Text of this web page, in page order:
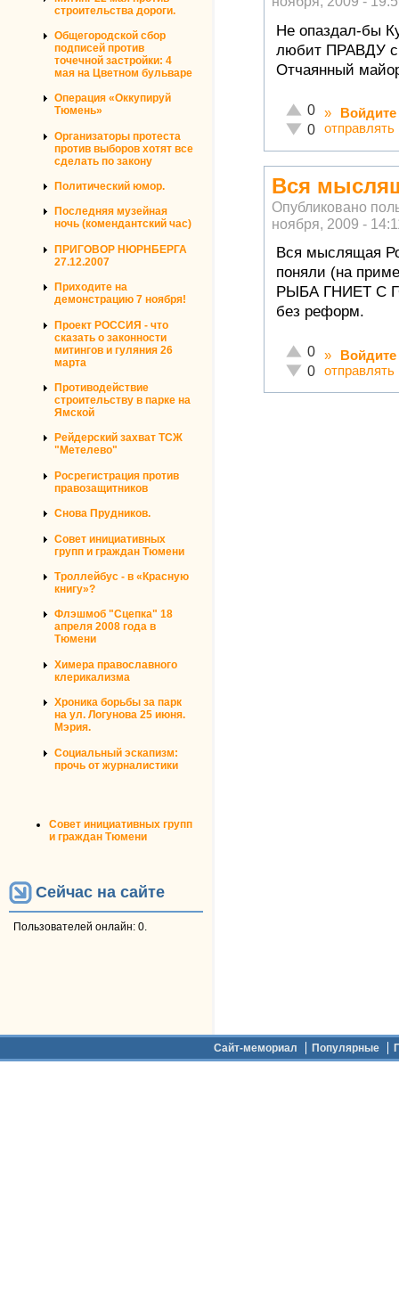
строительства дороги.
Общегородской сбор
подписей против
точечной застройки: 4
мая на Цветном бульваре
Операция «Оккупируй
Тюмень»
Организаторы протеста
против выборов хотят все
сделать по закону
Политический юмор.
Последняя музейная
ночь (комендантский час)
ПРИГОВОР НЮРНБЕРГА
27.12.2007
Приходите на
демонстрацию 7 ноября!
Проект РОССИЯ - что
сказать о законности
митингов и гуляния 26
марта
Противодействие
строительству в парке на
Ямской
Рейдерский захват ТСЖ
"Метелево"
Росрегистрация против
правозащитников
Снова Прудников.
Совет инициативных
групп и граждан Тюмени
Троллейбус - в «Красную
книгу»?
Флэшмоб "Сцепка" 18
апреля 2008 года в
Тюмени
Химера православного
клерикализма
Хроника борьбы за парк
на ул. Логунова 25 июня.
Мэрия.
Социальный эскапизм:
прочь от журналистики
Совет инициативных групп
и граждан Тюмени
Сейчас на сайте
Пользователей онлайн: 0.
Не опаздал-бы
любит ПРАВДУ
Отчаянный
Отлично!
0
Неадекватно!
0
» Войдите
Вся
Опубликовано
ноября, 2009 -
Вся мыслящая
поняли (на
РЫБА ГНИЕТ С
без реформ.
Отлично!
0
Неадекватно!
0
» Войдите
Сайт-мемориал Популярные